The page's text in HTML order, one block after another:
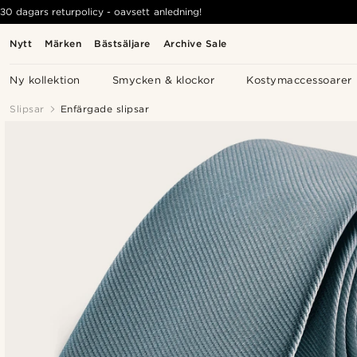
Nytt Märken Bästsäljare Archive Sale
Ny kollektion Smycken & klockor Kostymaccessoarer
30 dagars returpolicy - oavsett anledning!
Slipsar Enfärgade slipsar